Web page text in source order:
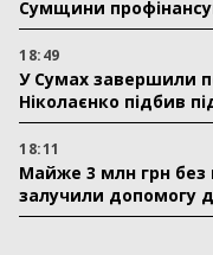
Сумщини
18:49
У Сумах завершили
Ніколаєнко підбив
18:11
Майже 3 млн грн без
залучили допомогу